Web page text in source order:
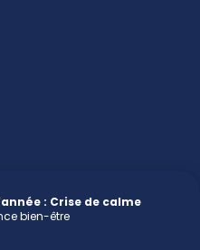
: Crise de calme
bien-être